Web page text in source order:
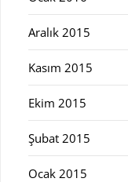
Aralık 2015
Kasım 2015
Ekim 2015
Şubat 2015
Ocak 2015